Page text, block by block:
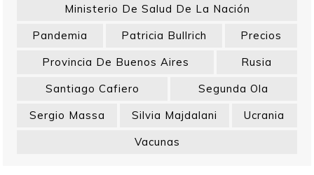
Ministerio De Salud De La Nación
Pandemia
Patricia Bullrich
Precios
Provincia De Buenos Aires
Rusia
Santiago Cafiero
Segunda Ola
Sergio Massa
Silvia Majdalani
Ucrania
Vacunas